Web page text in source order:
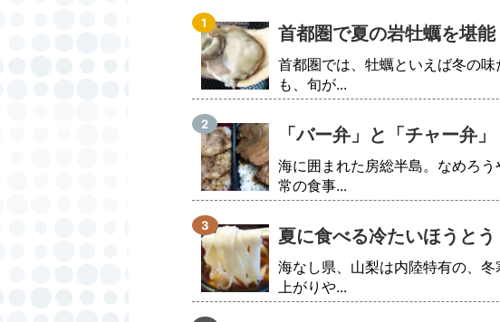
首都圏で夏の岩牡蠣を堪
首都圏では、牡蠣といえば冬の
も、旬が...
「バー弁」と「チャー弁
海に囲まれた房総半島。なめろ
常の食事...
夏に食べる冷たいほうと
海なし県、山梨は内陸特有の、
上がりや...